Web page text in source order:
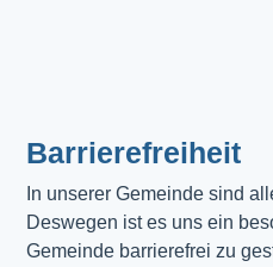
Barrierefreiheit
In unserer Gemeinde sind
Deswegen ist es uns ein
Gemeinde barrierefrei zu